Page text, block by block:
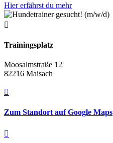
Hier erfährst du mehr

Trainingsplatz
Moosalmstraße 12
82216 Maisach

Zum Standort auf Google Maps
